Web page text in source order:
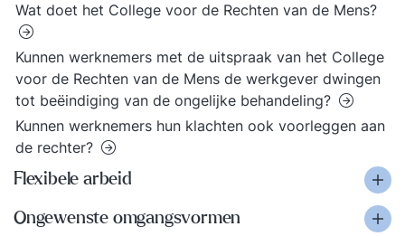
Wat doet het College voor de Rechten van de Mens?
Kunnen werknemers met de uitspraak van het College
voor de Rechten van de Mens de werkgever dwingen
tot beëindiging van de ongelijke behandeling?
Kunnen werknemers hun klachten ook voorleggen aan
de rechter?
Flexibele arbeid
Ongewenste omgangsvormen